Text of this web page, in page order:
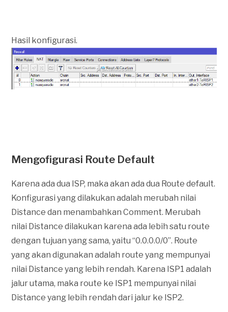
Hasil konfigurasi.
Mengofigurasi Route Default
Karena ada dua ISP, maka akan ada dua Route default.
Konfigurasi yang dilakukan adalah merubah nilai
Distance dan menambahkan Comment. Merubah
nilai Distance dilakukan karena ada lebih satu route
dengan tujuan yang sama, yaitu “0.0.0.0/0”. Route
yang akan digunakan adalah route yang mempunyai
nilai Distance yang lebih rendah. Karena ISP1 adalah
jalur utama, maka route ke ISP1 mempunyai nilai
Distance yang lebih rendah dari jalur ke ISP2.